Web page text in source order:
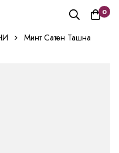
0
Минт Сатен Ташна